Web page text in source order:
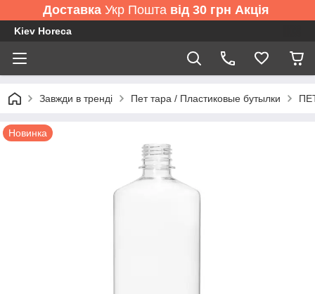
ДоставкаУкр Пошта від 30 грн Акція
Kiev Horeca
Завжди в тренді Пет тара / Пластиковые бутылки
Новинка